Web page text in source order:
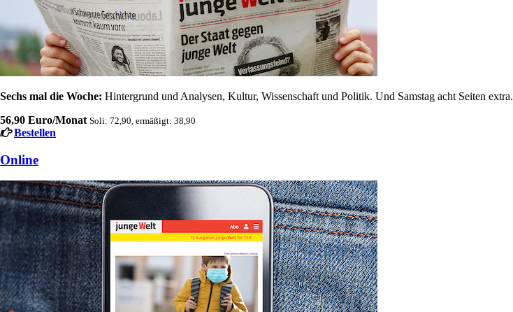
Sechs mal die Woche: Hintergrund und Analysen, Kultur, Wissenschaft und Politik. Und Samstag acht Seiten extra.
56,90 Euro/Monat Soli: 72,90, ermäßigt: 38,90
Bestellen
Online